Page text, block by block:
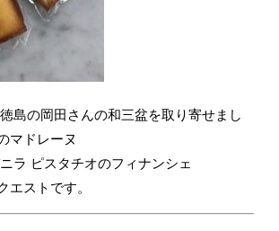
島の岡田さんの和三盆を取り寄せまし
マドレーヌ
ラ ピスタチオのフィナンシェ
エストです。